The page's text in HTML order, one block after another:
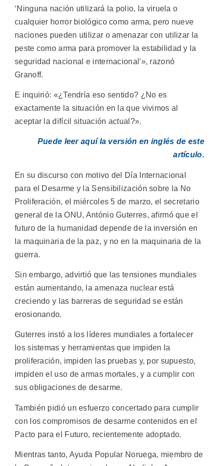
‘Ninguna nación utilizará la polio, la viruela o
cualquier horror biológico como arma, pero nueve
naciones pueden utilizar o amenazar con utilizar la
peste como arma para promover la estabilidad y la
seguridad nacional e internacional'», razonó
Granoff.
E inquirió: «¿Tendría eso sentido? ¿No es
exactamente la situación en la que vivimos al
aceptar la difícil situación actual?».
Puede leer aquí la versión en inglés de este
artículo.
En su discurso con motivo del Día Internacional
para el Desarme y la Sensibilización sobre la No
Proliferación, el miércoles 5 de marzo, el secretario
general de la ONU, António Guterres, afirmó que el
futuro de la humanidad depende de la inversión en
la maquinaria de la paz, y no en la maquinaria de la
guerra.
Sin embargo, advirtió que las tensiones mundiales
están aumentando, la amenaza nuclear está
creciendo y las barreras de seguridad se están
erosionando.
Guterres instó a los líderes mundiales a fortalecer
los sistemas y herramientas que impiden la
proliferación, impiden las pruebas y, por supuesto,
impiden el uso de armas mortales, y a cumplir con
sus obligaciones de desarme.
También pidió un esfuerzo concertado para cumplir
con los compromisos de desarme contenidos en el
Pacto para el Futuro, recientemente adoptado.
Mientras tanto, Ayuda Popular Noruega, miembro de